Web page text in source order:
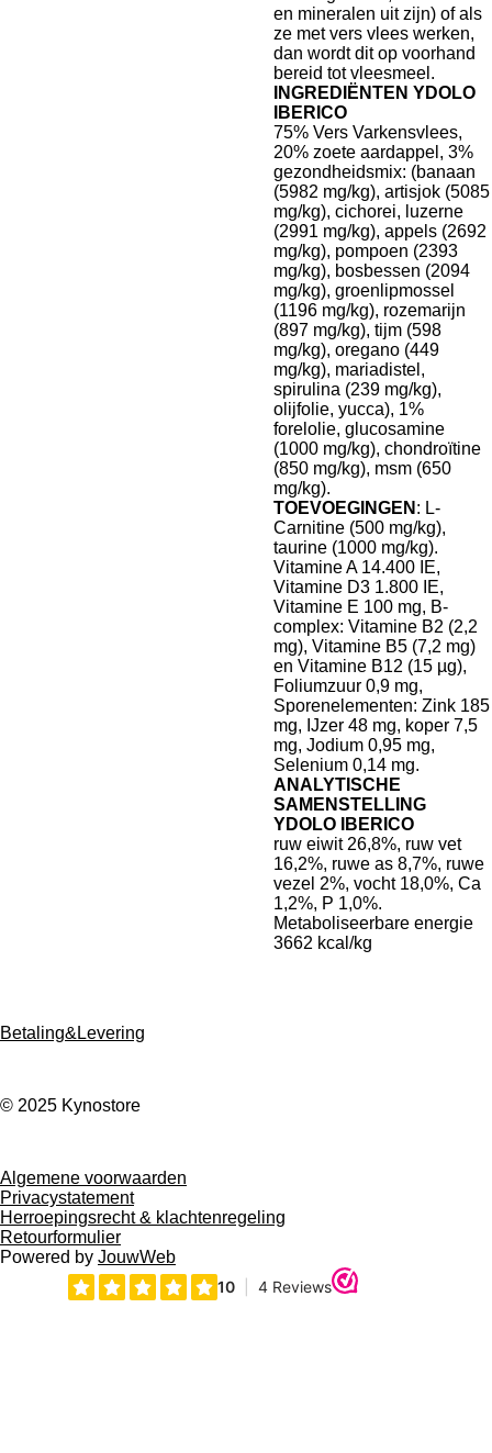
en mineralen uit zijn) of als
ze met vers vlees werken,
dan wordt dit op voorhand
bereid tot vleesmeel.
INGREDIËNTEN YDOLO
IBERICO
75% Vers Varkensvlees,
20% zoete aardappel, 3%
gezondheidsmix: (banaan
(5982 mg/kg), artisjok (5085
mg/kg), cichorei, luzerne
(2991 mg/kg), appels (2692
mg/kg), pompoen (2393
mg/kg), bosbessen (2094
mg/kg), groenlipmossel
(1196 mg/kg), rozemarijn
(897 mg/kg), tijm (598
mg/kg), oregano (449
mg/kg), mariadistel,
spirulina (239 mg/kg),
olijfolie, yucca), 1%
forelolie, glucosamine
(1000 mg/kg), chondroïtine
(850 mg/kg), msm (650
mg/kg).
TOEVOEGINGEN : L-
Carnitine (500 mg/kg),
taurine (1000 mg/kg).
Vitamine A 14.400 IE,
Vitamine D3 1.800 IE,
Vitamine E 100 mg, B-
complex: Vitamine B2 (2,2
mg), Vitamine B5 (7,2 mg)
en Vitamine B12 (15 µg),
Foliumzuur 0,9 mg,
Sporenelementen: Zink 185
mg, IJzer 48 mg, koper 7,5
mg, Jodium 0,95 mg,
Selenium 0,14 mg.
ANALYTISCHE
SAMENSTELLING
YDOLO IBERICO
ruw eiwit 26,8%, ruw vet
16,2%, ruwe as 8,7%, ruwe
vezel 2%, vocht 18,0%, Ca
1,2%, P 1,0%.
Metaboliseerbare energie
3662 kcal/kg
Betaling&Levering
© 2025 Kynostore
Algemene voorwaarden
Privacystatement
Herroepingsrecht & klachtenregeling
Retourformulier
Powered by JouwWeb